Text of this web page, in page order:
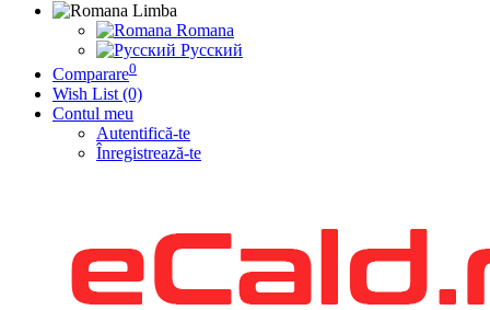
Limba
Romana
Русский
Comparare0
Wish List (0)
Contul meu
Autentifică-te
Înregistrează-te